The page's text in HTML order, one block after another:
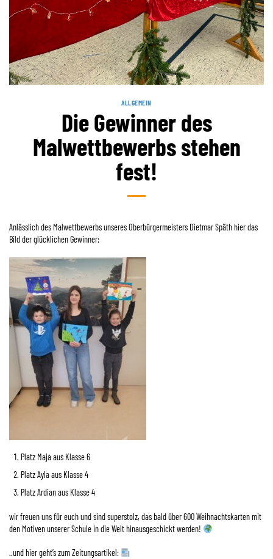
ALLGEMEIN
Die Gewinner des
Malwettbewerbs stehen
fest!
Anlässlich des Malwettbewerbs unseres Oberbürgermeisters Dietmar Späth hier das
Bild der glücklichen Gewinner:
Platz Maja aus Klasse 6
Platz Ayla aus Klasse 4
Platz Ardian aus Klasse 4
wir freuen uns für euch und sind superstolz, das bald über 600 Weihnachtskarten mit
den Motiven unserer Schule in die Welt hinausgeschickt werden!
..und hier geht’s zum Zeitungsartikel: